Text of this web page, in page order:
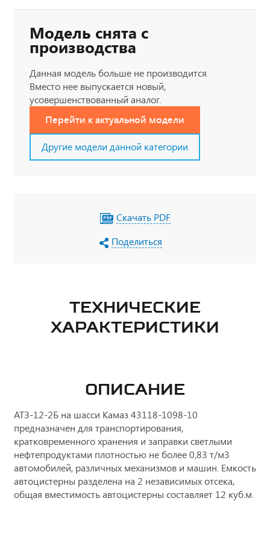
Модель снята с
производства
Данная модель больше не производится.
Вместо нее выпускается новый,
усовершенствованный аналог.
Перейти к актуальной модели
Другие модели данной категории
Скачать PDF
Поделиться
ТЕХНИЧЕСКИЕ
ХАРАКТЕРИСТИКИ
ОПИСАНИЕ
АТЗ-12-2Б на шасси Камаз 43118-1098-10
предназначен для транспортирования,
кратковременного хранения и заправки светлыми
нефтепродуктами плотностью не более 0,83 т/м3
автомобилей, различных механизмов и машин. Емкость
автоцистерны разделена на 2 независимых отсека,
общая вместимость автоцистерны составляет 12 куб.м.